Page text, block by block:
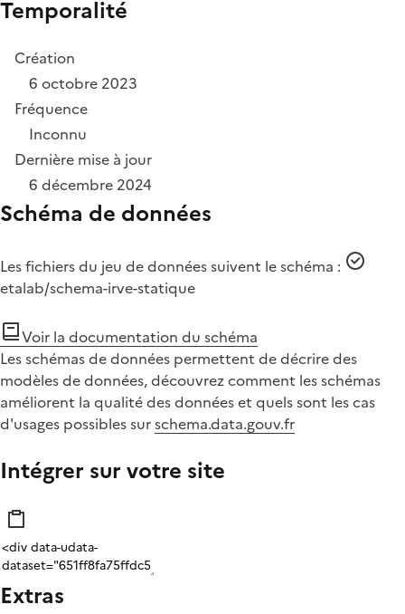
Temporalité
Création
6 octobre 2023
Fréquence
Inconnu
Dernière mise à jour
6 décembre 2024
Schéma de données
Les fichiers du jeu de données suivent le schéma :
etalab/schema-irve-statique
Voir la documentation du schéma
Les schémas de données permettent de décrire des
modèles de données, découvrez comment les schémas
améliorent la qualité des données et quels sont les cas
d'usages possibles surschema.data.gouv.fr
Intégrer sur votre site
Extras